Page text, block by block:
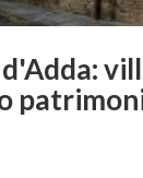
d'Adda: